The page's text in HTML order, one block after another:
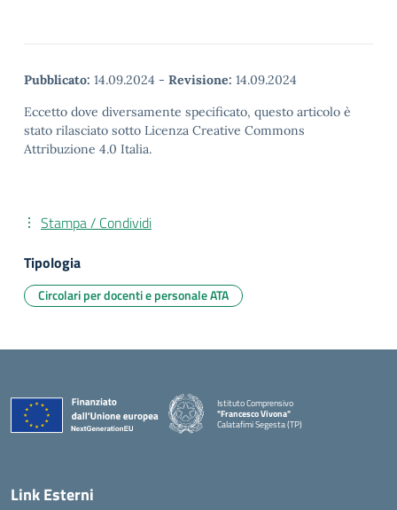
Pubblicato: 14.09.2024 - Revisione: 14.09.2024
Eccetto dove diversamente specificato, questo articolo è
stato rilasciato sotto Licenza Creative Commons
Attribuzione 4.0 Italia.
Stampa / Condividi
Tipologia
Circolari per docenti e personale ATA
Istituto Comprensivo
"Francesco Vivona"
Calatafimi Segesta (TP)
— Visita la pagina iniziale della scuola
Link Esterni